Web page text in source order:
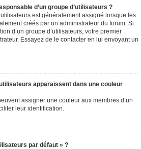
d’un groupe d’utilisateurs ?
est généralement assigné lorsque les
créés par un administrateur du forum. Si
d’un groupe d’utilisateurs, votre premier
Essayez de le contacter en lui envoyant un
apparaissent dans une couleur
assigner une couleur aux membres d’un
leur identification.
par défaut » ?